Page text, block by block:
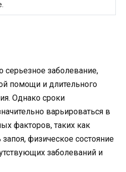
серьезное заболевание,
помощи и длительного
Однако сроки
варьироваться в
факторов, таких как
физическое состояние
заболеваний и